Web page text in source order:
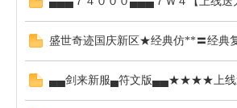
盛世奇迹国庆新区★经典仿**〓经典
▄▄剑来新服▄符文版▄▄★★★★上